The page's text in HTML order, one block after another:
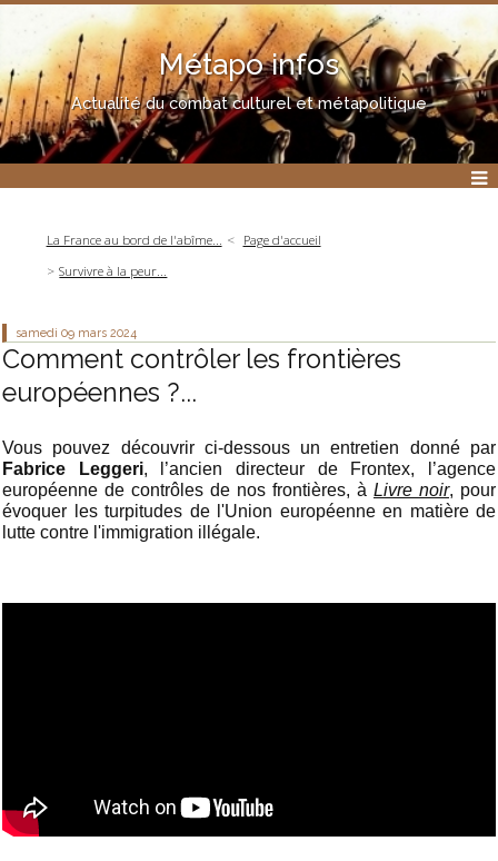
Métapo infos
Actualité du combat culturel et métapolitique
La France au bord de l'abîme...
Page d'accueil
Survivre à la peur...
samedi 09 mars 2024
Comment contrôler les frontières
européennes ?...
Vous pouvez découvrir ci-dessous un entretien donné par
Fabrice Leggeri, l’ancien directeur de Frontex, l’agence
européenne de contrôles de nos frontières, à Livre noir, pour
évoquer les turpitudes de l'Union européenne en matière de
lutte contre l'immigration illégale.